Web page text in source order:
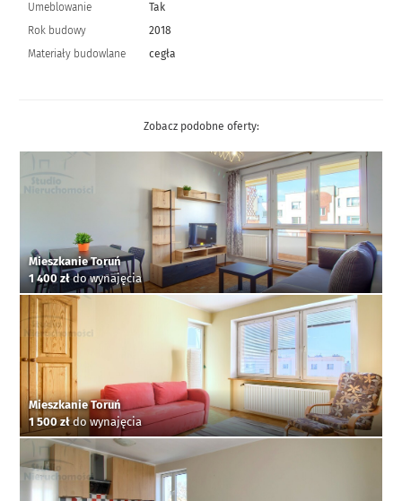
Umeblowanie
Tak
Rok budowy
2018
Materiały budowlane
cegła
Zobacz podobne oferty:
Mieszkanie Toruń
1 400 złdo wynajęcia
Mieszkanie Toruń
1 500 złdo wynajęcia